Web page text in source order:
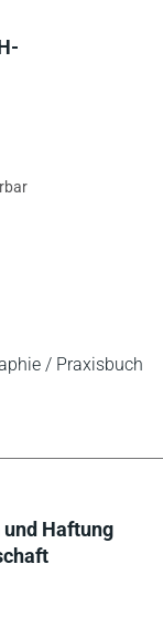
/ Praxisbuch
Haftung